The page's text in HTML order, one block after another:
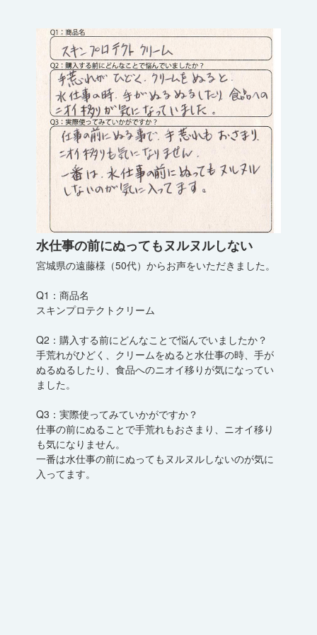
水仕事の前にぬってもヌルヌルしない
宮城県の遠藤様（50代）からお声をいただきました。
Q1：商品名
スキンプロテクトクリーム
Q2：購入する前にどんなことで悩んでいましたか？
手荒れがひどく、クリームをぬると水仕事の時、手が
ぬるぬるしたり、食品へのニオイ移りが気になってい
ました。
Q3：実際使ってみていかがですか？
仕事の前にぬることで手荒れもおさまり、ニオイ移り
も気になりません。
一番は水仕事の前にぬってもヌルヌルしないのが気に
入ってます。